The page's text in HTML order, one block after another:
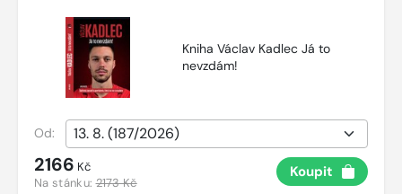
Kniha Václav Kadlec Já to
nevzdám!
Od:
2166 Kč
Na stánku:2173 Kč
Koupit